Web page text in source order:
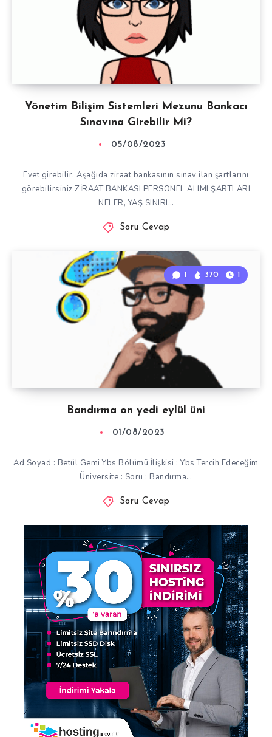
Yönetim Bilişim Sistemleri Mezunu Bankacı
Sınavına Girebilir Mi?
05/08/2023
Evet girebilir. Aşağıda ziraat bankasının sınav ilan şartlarını
görebilirsiniz ZİRAAT BANKASI PERSONEL ALIMI ŞARTLARI
NELER, YAŞ SINIRI…
Soru Cevap
Bandırma on yedi eylül üni
1 370 1
01/08/2023
Ad Soyad : Betül Gemi Ybs Bölümü İlişkisi : Ybs Tercih Edeceğim
Üniversite : Soru : Bandırma…
Soru Cevap